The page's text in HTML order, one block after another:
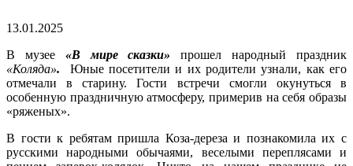
13.01.2025
В музее «В мире сказки» прошел народный праздник
«Коляда». Юные посетители и их родители узнали, как его
отмечали в старину. Гости встречи смогли окунуться в
особенную праздничную атмосферу, примерив на себя образы
«ряженых».
В гости к ребятам пришла Коза-дереза и познакомила их с
русскими народными обычаями, веселыми переплясами и